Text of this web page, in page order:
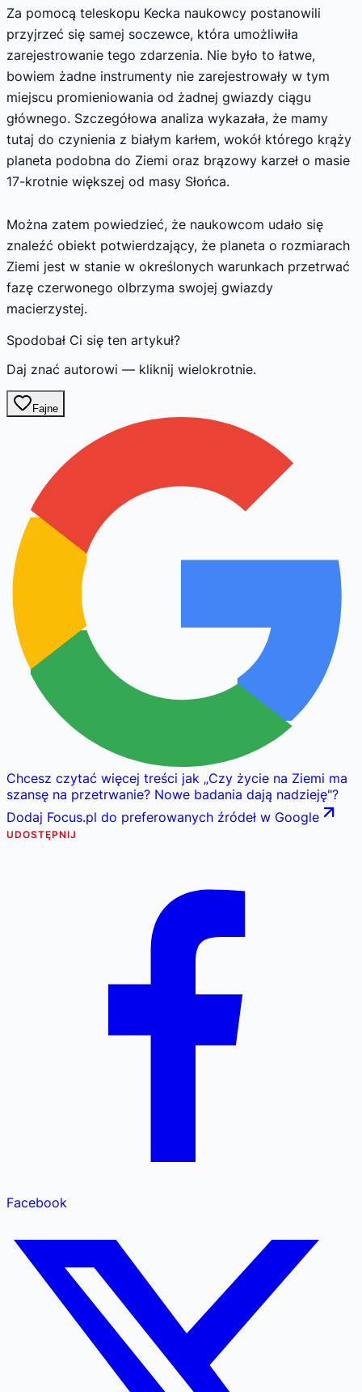
Za pomocą teleskopu Kecka naukowcy postanowili
przyjrzeć się samej soczewce, która umożliwiła
zarejestrowanie tego zdarzenia. Nie było to łatwe,
bowiem żadne instrumenty nie zarejestrowały w tym
miejscu promieniowania od żadnej gwiazdy ciągu
głównego. Szczegółowa analiza wykazała, że mamy
tutaj do czynienia z białym karłem, wokół którego krąży
planeta podobna do Ziemi oraz brązowy karzeł o masie
17-krotnie większej od masy Słońca.
Można zatem powiedzieć, że naukowcom udało się
znaleźć obiekt potwierdzający, że planeta o rozmiarach
Ziemi jest w stanie w określonych warunkach przetrwać
fazę czerwonego olbrzyma swojej gwiazdy
macierzystej.
Spodobał Ci się ten artykuł?
Daj znać autorowi — kliknij wielokrotnie.
Fajne
Chcesz czytać więcej treści jak „Czy życie na Ziemi ma
szansę na przetrwanie? Nowe badania dają nadzieję"?
Dodaj Focus.pl do preferowanych źródeł w Google
UDOSTĘPNIJ
Facebook